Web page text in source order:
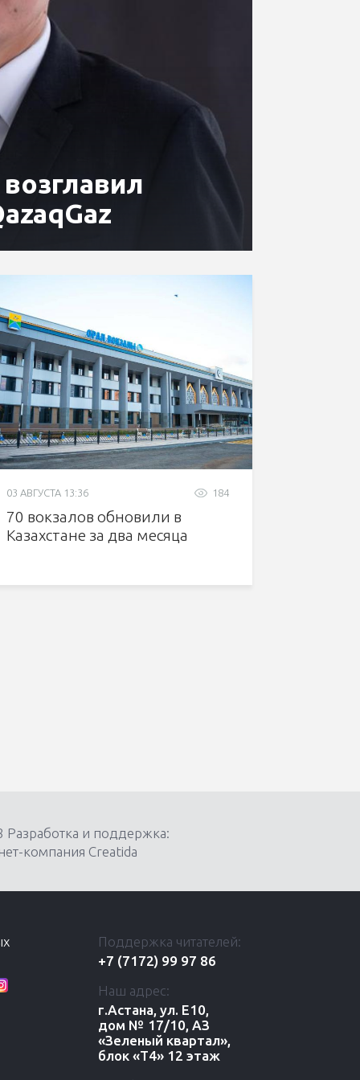
184
03 АВГУСТА 13:36
70 вокзалов обновили в
Казахстане за два месяца
Разработка и поддержка:
компания Creatida
Поддержка читателей:
+7 (7172) 99 97 86
Наш адрес:
г.Астана, ул. Е10,
дом № 17/10, АЗ
«Зеленый квартал»,
блок «Т4» 12 этаж